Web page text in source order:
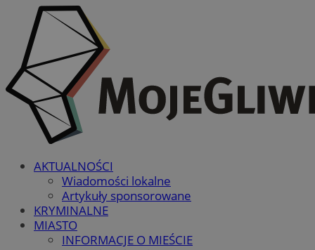
AKTUALNOŚCI
Wiadomości lokalne
Artykuły sponsorowane
KRYMINALNE
MIASTO
INFORMACJE O MIEŚCIE